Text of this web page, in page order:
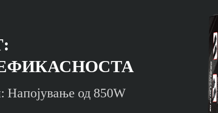
Напојување од 850W